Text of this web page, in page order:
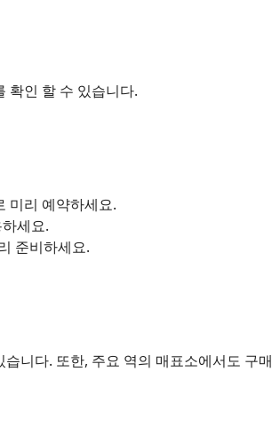
확인 할 수 있습니다.
미리 예약하세요.
세요.
준비하세요.
니다. 또한, 주요 역의 매표소에서도 구매